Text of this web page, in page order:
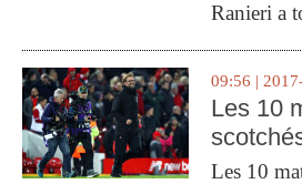
Ranieri a
09:56 |
Les 10
Les 10